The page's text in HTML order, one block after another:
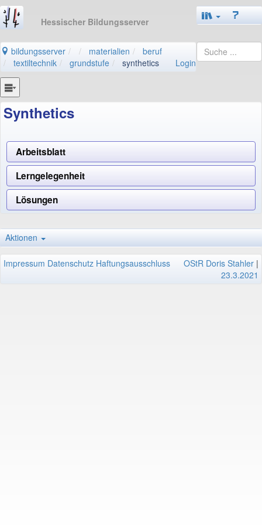
Hessischer Bildungsserver
bildungsserver materialien
beruf
textiltechnik
grundstufe synthetics Login
Synthetics
Arbeitsblatt
Lerngelegenheit
Lösungen
Aktionen
Impressum Datenschutz Haftungsausschluss OStR Doris Stahler |
23.3.2021